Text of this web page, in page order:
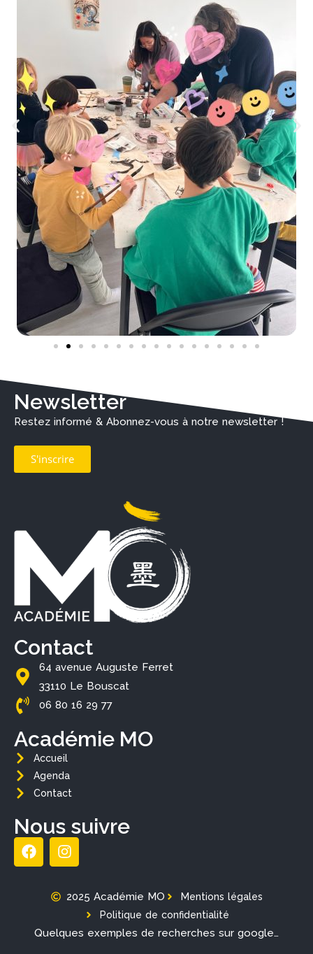
Newsletter
Restez informé & Abonnez-vous à notre newsletter !
S'inscrire
Contact
64 avenue Auguste Ferret
33110 Le Bouscat
06 80 16 29 77
Académie MO
Accueil
Agenda
Contact
Nous suivre
2025 Académie MO
Mentions légales
Politique de confidentialité
Quelques exemples de recherches sur google…